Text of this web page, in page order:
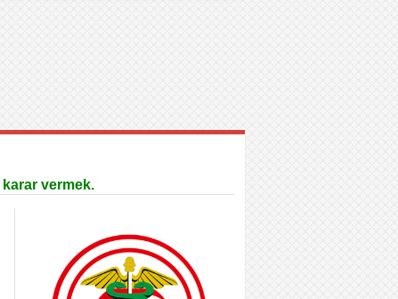
karar vermek.